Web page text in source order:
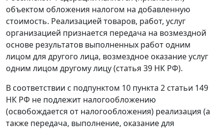
объектом обложения налогом на добавленную
стоимость. Реализацией товаров, работ, услуг
организацией признается передача на возмездной
основе результатов выполненных работ одним
лицом для другого лица, возмездное оказание услуг
одним лицом другому лицу (статья 39 НК РФ).
В соответствии с подпунктом 10 пункта 2 статьи 149
НК РФ не подлежит налогообложению
(освобождается от налогообложения) реализация (а
также передача, выполнение, оказание для